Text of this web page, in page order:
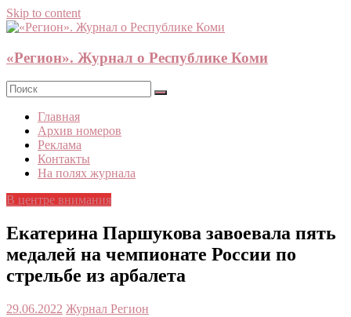
Skip to content
«Регион». Журнал о Республике Коми
Главная
Архив номеров
Реклама
Контакты
На полях журнала
В центре внимания
Екатерина Паршукова завоевала пять
медалей на чемпионате России по
стрельбе из арбалета
29.06.2022 Журнал Регион